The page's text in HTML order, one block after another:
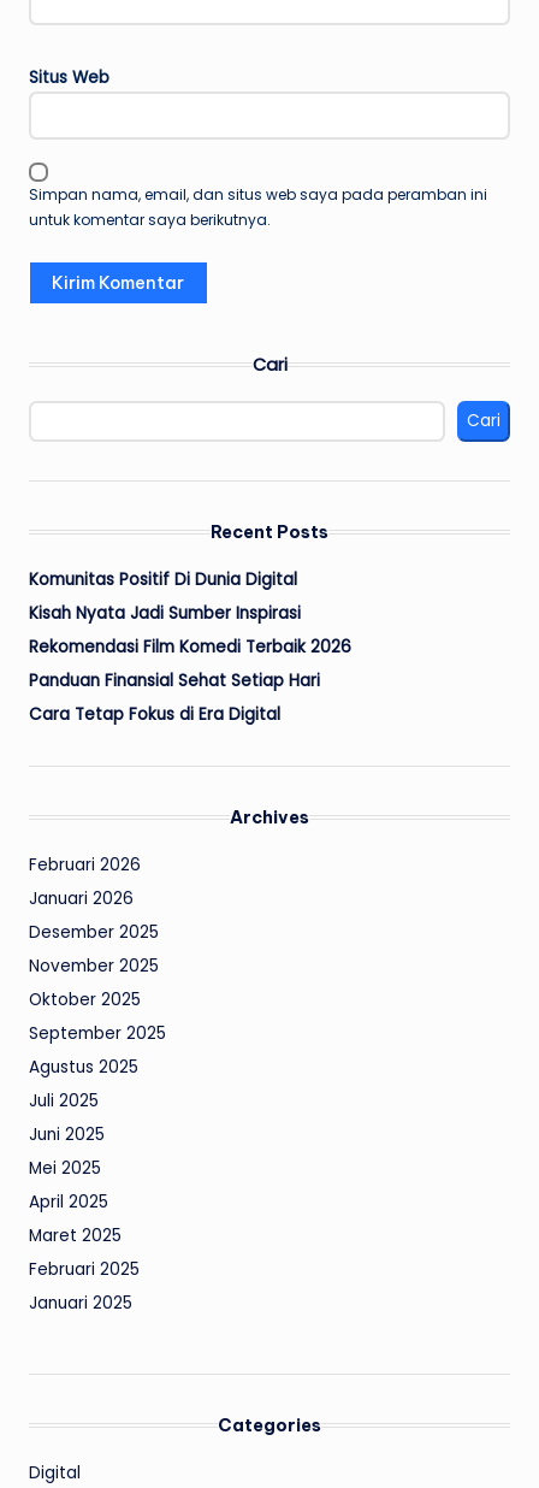
Situs Web
Simpan nama, email, dan situs web saya pada peramban ini
untuk komentar saya berikutnya.
Cari
Cari
Recent Posts
Komunitas Positif Di Dunia Digital
Kisah Nyata Jadi Sumber Inspirasi
Rekomendasi Film Komedi Terbaik 2026
Panduan Finansial Sehat Setiap Hari
Cara Tetap Fokus di Era Digital
Archives
Februari 2026
Januari 2026
Desember 2025
November 2025
Oktober 2025
September 2025
Agustus 2025
Juli 2025
Juni 2025
Mei 2025
April 2025
Maret 2025
Februari 2025
Januari 2025
Categories
Digital